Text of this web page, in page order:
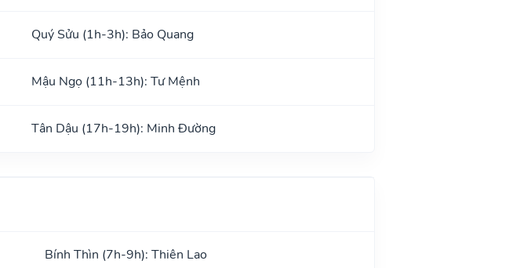
Quý Sửu (1h-3h): Bảo Quang
Mậu Ngọ (11h-13h): Tư Mệnh
Tân Dậu (17h-19h): Minh Đường
Bính Thìn (7h-9h): Thiên Lao